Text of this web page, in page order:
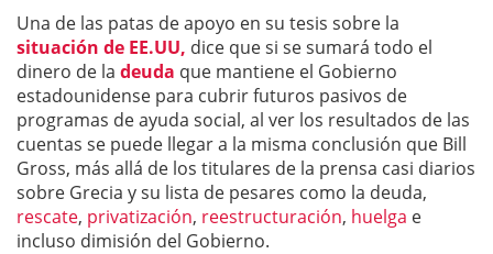
Una de las patas de apoyo en su tesis sobre la
situación de EE.UU, dice que si se sumará todo el
dinero de la deuda que mantiene el Gobierno
estadounidense para cubrir futuros pasivos de
programas de ayuda social, al ver los resultados de las
cuentas se puede llegar a la misma conclusión que Bill
Gross, más allá de los titulares de la prensa casi diarios
sobre Grecia y su lista de pesares como la deuda,
rescate, privatización, reestructuración, huelga e
incluso dimisión del Gobierno.